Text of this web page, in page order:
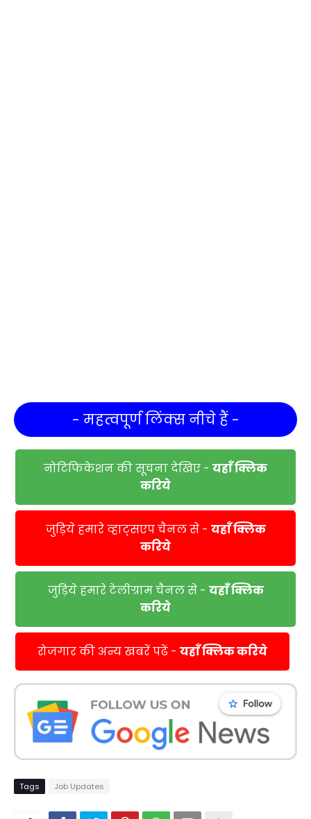
- महत्वपूर्ण लिंक्स नीचे हैं -
नोटिफिकेशन की सूचना देखिए - यहाँ क्लिक
करिये
जुड़िये हमारे व्हाट्सएप चैनल से - यहाँ क्लिक
करिये
जुड़िये हमारे टेलीग्राम चैनल से - यहाँ क्लिक
करिये
रोजगार की अन्य खबरें पढें - यहाँ क्लिक करिये
Tags Job Updates